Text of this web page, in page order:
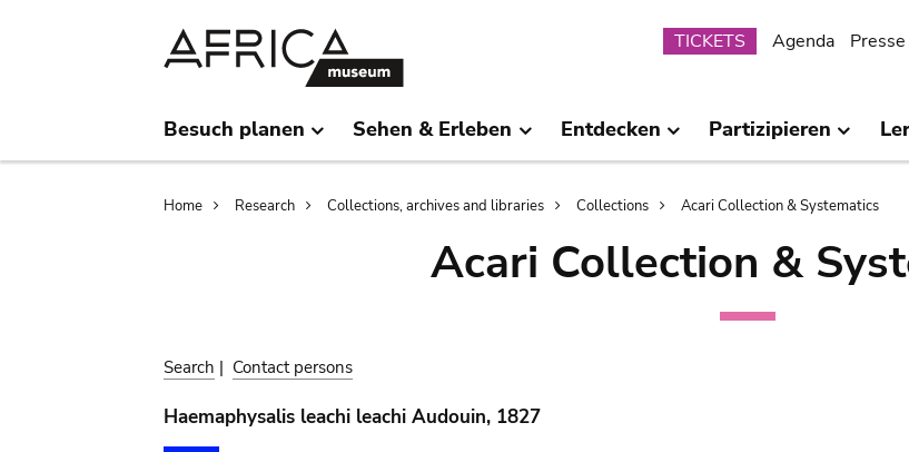
Submenu
TICKETS Agenda Presse
Besuch planen Sehen & Erleben Entdecken Partizipieren
Breadcrumb
Home Research Collections, archives and libraries Collections Acari Collection & Systematics
Acari Collection &
Search | Contact persons
Haemaphysalis leachi leachi Audouin, 1827